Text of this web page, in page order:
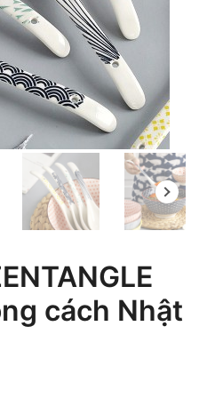
cách Nhật